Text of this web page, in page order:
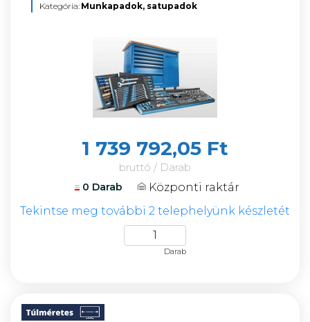
Kategória: Munkapadok, satupadok
1 739 792,05 Ft
bruttó / Darab
0 Darab
Központi raktár
Tekintse meg további 2 telephelyünk készletét
Darab